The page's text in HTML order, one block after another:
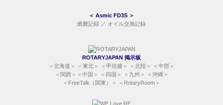
＜ Asmic FD3S ＞
燃費記録 ／ オイル交換記録
ROTARYJAPAN 掲示板
＜ 北海道 ＞ ＜ 東北 ＞ ＜ 甲信越 ＞ ＜ 北陸 ＞ ＜ 中部 ＞
＜ 関西＞＜ 中国 ＞ ＜ 四国 ＞ ＜ 九州 ＞ ＜ 沖縄 ＞
＜ FreeTalk（関東） ＞ ＜ RotaryRoom ＞